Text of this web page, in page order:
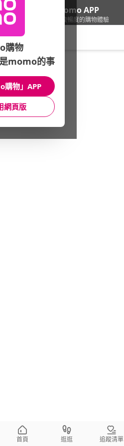
下載momo APP
給你3倍流暢度的購物體驗
鞋包箱/運動鞋/ASICS
館長推薦 月銷量
首頁 逛逛 追蹤清單
購物
momo的事
購物」APP
網頁版